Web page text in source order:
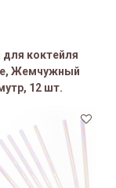
для коктейля
Жемчужный
12 шт.